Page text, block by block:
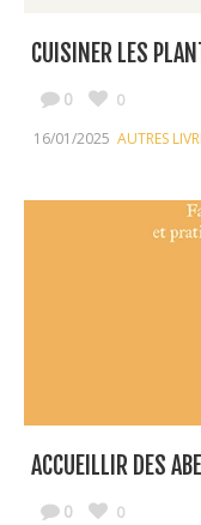
CUISINER LES
0
0
16/01/2025 AUTRES
ACCUEILLIR DES
0
0